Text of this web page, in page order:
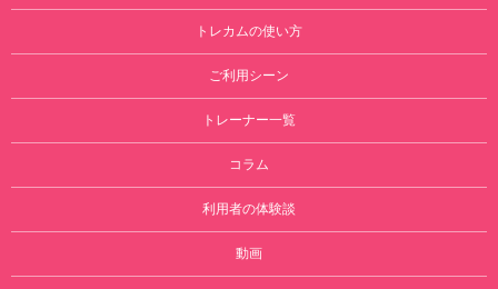
トレカムの使い方
ご利用シーン
トレーナー一覧
コラム
利用者の体験談
動画